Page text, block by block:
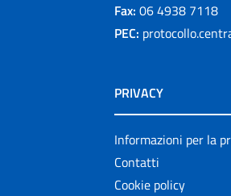
Fax: 06 4938 7118
PEC:
PRIVACY
Informazioni per la
Contatti
Cookie policy